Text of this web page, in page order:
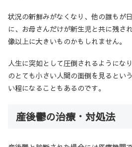
状況の新鮮みがなくなり、他の誰もが
に、お母さんだけが新生児と共に残さ
像以上に大きいものかもしれません。
人生に突如として圧倒されるようにな
のとても小さい人間の面倒を見るとい
い程になることもあるのです。
産後鬱の治療・対処法